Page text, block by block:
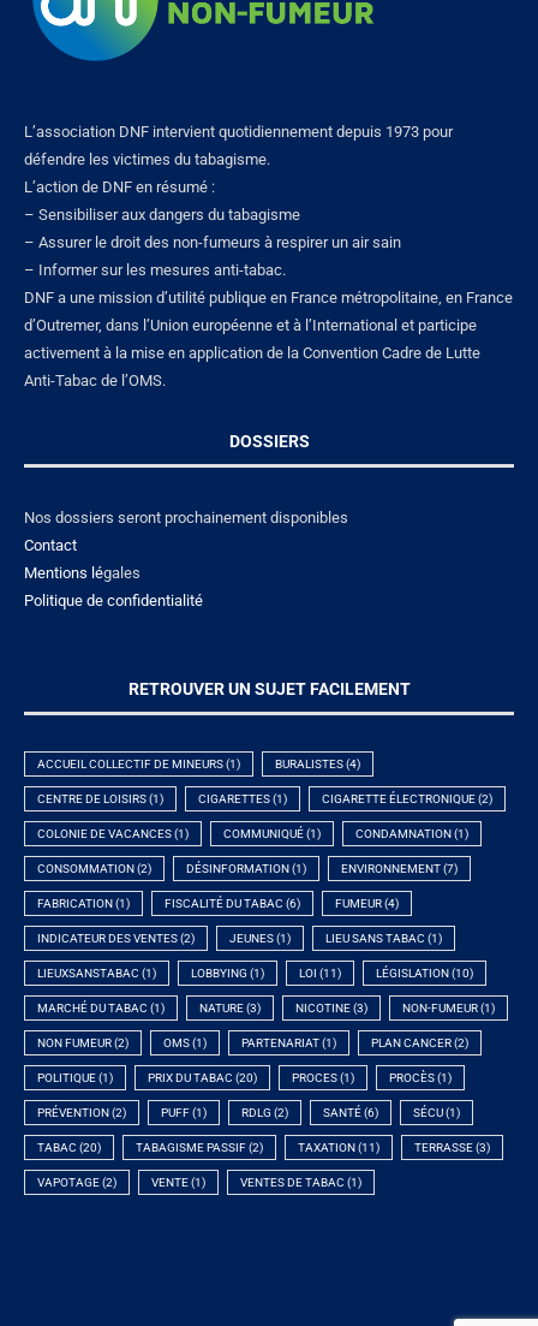
L’association DNF intervient quotidiennement depuis 1973 pour
défendre les victimes du tabagisme.
L’action de DNF en résumé :
– Sensibiliser aux dangers du tabagisme
– Assurer le droit des non-fumeurs à respirer un air sain
– Informer sur les mesures anti-tabac.
DNF a une mission d’utilité publique en France métropolitaine, en France
d’Outremer, dans l’Union européenne et à l’International et participe
activement à la mise en application de la Convention Cadre de Lutte
Anti-Tabac de l’OMS.
DOSSIERS
Nos dossiers seront prochainement disponibles
Contact
Mentions légales
Politique de confidentialité
RETROUVER UN SUJET FACILEMENT
ACCUEIL COLLECTIF DE MINEURS(1) BURALISTES(4)
CENTRE DE LOISIRS(1) CIGARETTES(1) CIGARETTE ÉLECTRONIQUE(2)
COLONIE DE VACANCES(1) COMMUNIQUÉ(1) CONDAMNATION (1)
CONSOMMATION (2) DÉSINFORMATION (1) ENVIRONNEMENT(7)
FABRICATION (1) FISCALITÉ DU TABAC (6) FUMEUR(4)
INDICATEUR DES VENTES(2) JEUNES(1) LIEU SANS TABAC (1)
LIEUXSANSTABAC (1) LOBBYING (1) LOI (11) LÉGISLATION (10)
MARCHÉ DU TABAC (1) NATURE(3) NICOTINE(3) NON-FUMEUR(1)
NON FUMEUR(2) OMS(1) PARTENARIAT(1) PLAN CANCER(2)
POLITIQUE(1) PRIX DU TABAC (20) PROCES(1) PROCÈS(1)
PRÉVENTION (2) PUFF(1) RDLG (2) SANTÉ(6) SÉCU(1)
TABAC (20) TABAGISME PASSIF(2) TAXATION (11) TERRASSE(3)
VAPOTAGE(2) VENTE(1) VENTES DE TABAC (1)